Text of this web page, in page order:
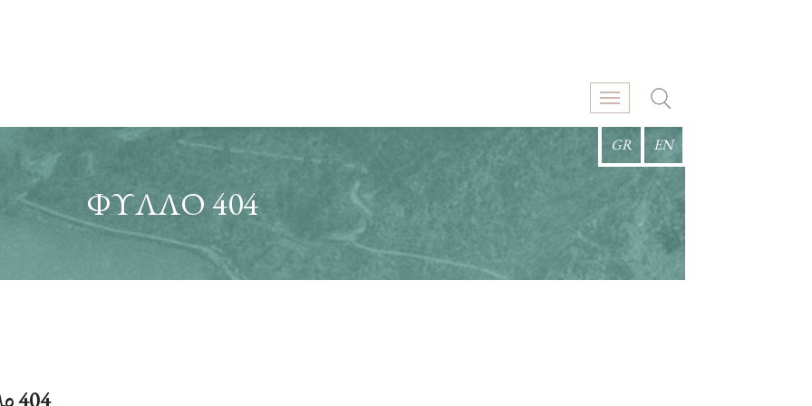
GR EN
ΦΎΛΛΟ 404
404